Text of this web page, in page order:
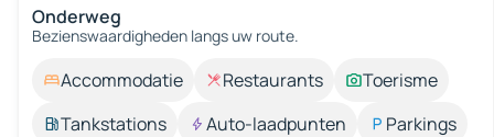
Onderweg
Bezienswaardigheden langs uw route.
Accommodatie Restaurants
Toerisme
Tankstations
Auto-laadpunten
Parkings